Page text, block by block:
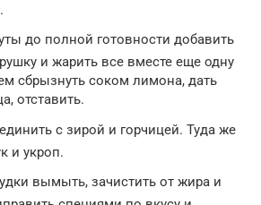
до полной готовности добавить
и жарить все вместе еще одну
сбрызнуть соком лимона, дать
отставить.
с зирой и горчицей. Туда же
и укроп.
вымыть, зачистить от жира и